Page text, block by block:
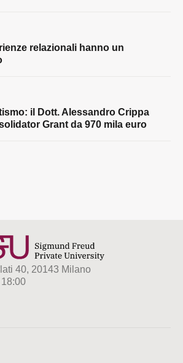
relazionali hanno un
il Dott. Alessandro Crippa
Grant da 970 mila euro
40, 20143 Milano
18:00